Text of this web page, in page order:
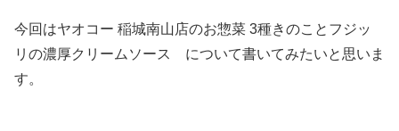
今回はヤオコー 稲城南山店のお惣菜 3種きのことフジッ
リの濃厚クリームソース について書いてみたいと思いま
す。